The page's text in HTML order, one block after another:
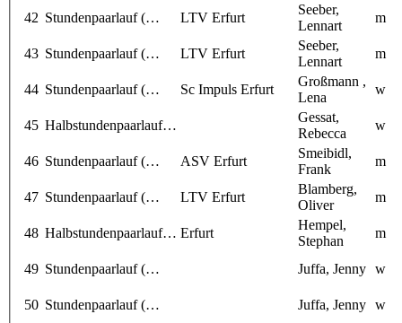
42 Stundenpaarlauf (… LTV Erfurt
Seeber,
Lennart
m
43 Stundenpaarlauf (… LTV Erfurt
Seeber,
Lennart
m
44 Stundenpaarlauf (… Sc Impuls Erfurt
Großmann ,
Lena
w
45 Halbstundenpaarlauf…
Gessat,
Rebecca
w
46 Stundenpaarlauf (… ASV Erfurt
Smeibidl,
Frank
m
47 Stundenpaarlauf (… LTV Erfurt
Blamberg,
Oliver
m
48 Halbstundenpaarlauf… Erfurt
Hempel,
Stephan
m
49 Stundenpaarlauf (… Juffa, Jenny w
50 Stundenpaarlauf (… Juffa, Jenny w